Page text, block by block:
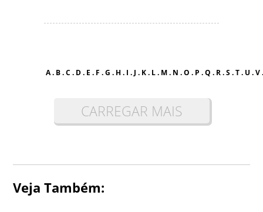
A. B.C . D. E . F .G . H. I . J . K. L. M. N .O . P .Q . R.S.T. U .V.
CARREGAR MAIS
Veja Também: